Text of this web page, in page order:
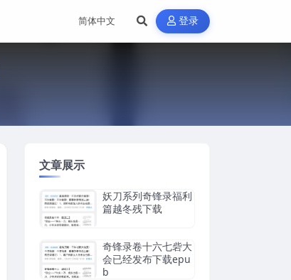
登录
文章展示
妖刀系列奇锋录福利
篇越冬残下载
奇锋录卷十六七砦大
会已经发布下载epu
b